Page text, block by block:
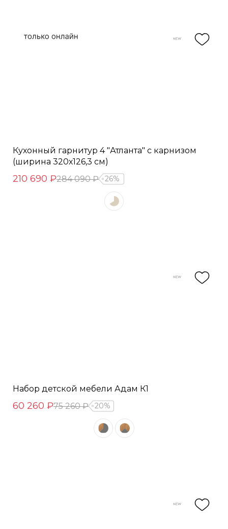
Кухонный гарнитур 4 "Атланта" с карнизом
(ширина 320х126,3 см)
210 690 ₽284 090 ₽ 26%
Набор детской мебели Адам К1
60 260 ₽75 260 ₽ 20%